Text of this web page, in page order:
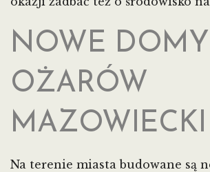
NOWE DOMY
OŻARÓW
MAZOWIECKI
Na terenie miasta budowane są